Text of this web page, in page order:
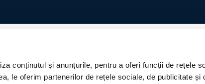
conținutul și anunțurile, pentru a oferi funcții de rețele
le oferim partenerilor de rețele sociale, de publicitate și